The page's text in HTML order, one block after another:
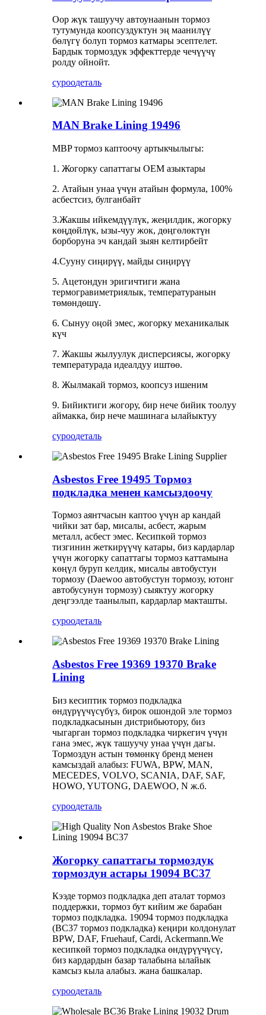
Оор жүк ташуучу автоунаанын тормоз
тутумунда коопсуздуктун эң маанилүү
бөлүгү болуп тормоз катмары эсептелет.
Бардык тормоздук эффекттерде чечүүчү
ролду ойнойт.
суроодеталь
MAN Brake Lining 19496
MBP тормоз каптоочу артыкчылыгы:
1. Жогорку сапаттагы OEM азыктары
2. Атайын унаа үчүн атайын формула, 100%
асбестсиз, булганбайт
3.Жакшы ийкемдүүлүк, жеңилдик, жогорку
көңдөйлүк, ызы-чуу жок, дөңгөлөктүн
борборуна эч кандай зыян келтирбейт
4.Сууну сиңирүү, майды сиңирүү
5. Ацетондун эригичтиги жана
термогравиметриялык, температуранын
төмөндөшү.
6. Сынуу оңой эмес, жогорку механикалык
күч
7. Жакшы жылуулук дисперсиясы, жогорку
температурада идеалдуу иштөө.
8. Жылмакай тормоз, коопсуз ишеним
9. Бийиктиги жогору, бир нече бийик тоолуу
аймакка, бир нече машинага ылайыктуу
суроодеталь
Asbestos Free 19495 Тормоз
подкладка менен камсыздоочу
Тормоз аянтчасын каптоо үчүн ар кандай
чийки зат бар, мисалы, асбест, жарым
металл, асбест эмес. Кесипкөй тормоз
тизгинин жеткирүүчү катары, биз кардарлар
үчүн жогорку сапаттагы тормоз каттамына
көңүл буруп келдик, мисалы автобустун
тормозу (Daewoo автобустун тормозу, ютонг
автобусунун тормозу) сыяктуу жогорку
деңгээлде таанылып, кардарлар макташты.
суроодеталь
Asbestos Free 19369 19370 Brake
Lining
Биз кесиптик тормоз подкладка
өндүрүүчүсүбүз, бирок ошондой эле тормоз
подкладкасынын дистрибьютору, биз
чыгарган тормоз подкладка чиркегич үчүн
гана эмес, жүк ташуучу унаа үчүн дагы.
Тормоздун астын төмөнкү бренд менен
камсыздай алабыз: FUWA, BPW, MAN,
MECEDES, VOLVO, SCANIA, DAF, SAF,
HOWO, YUTONG, DAEWOO, N ж.б.
суроодеталь
Жогорку сапаттагы тормоздук
тормоздун астары 19094 BC37
Кээде тормоз подкладка деп аталат тормоз
поддержки, тормоз бут кийим же барабан
тормоз подкладка. 19094 тормоз подкладка
(BC37 тормоз подкладка) кеңири колдонулат
BPW, DAF, Fruehauf, Cardi, Ackermann.We
кесипкөй тормоз подкладка өндүрүүчүсү,
биз кардардын базар талабына ылайык
камсыз кыла алабыз. жана башкалар.
суроодеталь